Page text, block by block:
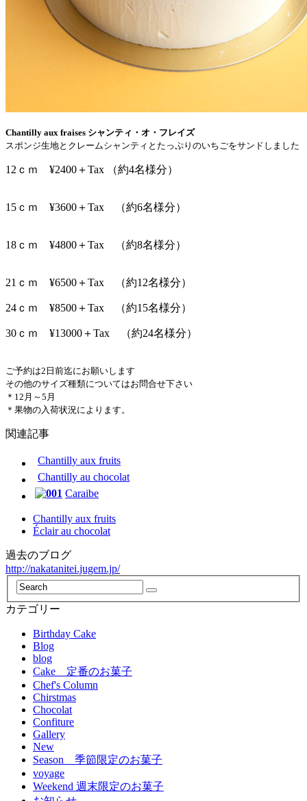
Chantilly aux fraises シャンティ・オ・フレイズ
スポンジ生地とクレームシャンティとたっぷりのいちごをサンドしました
12ｃｍ ¥2400＋Tax （約4名様分）
15ｃｍ ¥3600＋Tax （約6名様分）
18ｃｍ ¥4800＋Tax （約8名様分）
21ｃｍ ¥6500＋Tax （約12名様分）
24ｃｍ ¥8500＋Tax （約15名様分）
30ｃｍ ¥13000＋Tax （約24名様分）
ご予約は2日前迄にお願いします
その他のサイズ種類についてはお問合せ下さい
＊12月～5月
＊果物の入荷状況によります。
関連記事
Chantilly aux fruits
Chantilly au chocolat
Caraibe
Chantilly aux fruits
Éclair au chocolat
過去のブログ
http://nakatanitei.jugem.jp/
カテゴリー
Birthday Cake
Blog
blog
Cake 定番のお菓子
Chef's Column
Chirstmas
Chocolat
Confiture
Gallery
New
Season 季節限定のお菓子
voyage
Weekend 週末限定のお菓子